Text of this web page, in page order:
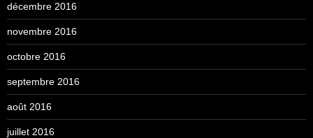
décembre 2016
novembre 2016
octobre 2016
septembre 2016
août 2016
juillet 2016